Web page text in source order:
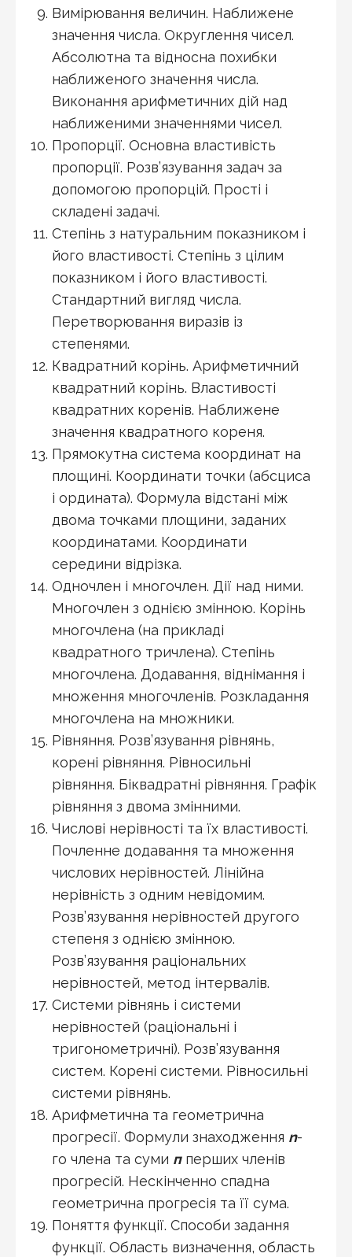
Вимірювання величин. Наближене
значення числа. Округлення чисел.
Абсолютна та відносна похибки
наближеного значення числа.
Виконання арифметичних дій над
наближеними значеннями чисел.
Пропорції. Основна властивість
пропорції. Розв’язування задач за
допомогою пропорцій. Прості і
складені задачі.
Степінь з натуральним показником і
його властивості. Степінь з цілим
показником і його властивості.
Стандартний вигляд числа.
Перетворювання виразів із
степенями.
Квадратний корінь. Арифметичний
квадратний корінь. Властивості
квадратних коренів. Наближене
значення квадратного кореня.
Прямокутна система координат на
площині. Координати точки (абсциса
і ордината). Формула відстані між
двома точками площини, заданих
координатами. Координати
середини відрізка.
Одночлен і многочлен. Дії над ними.
Многочлен з однією змінною. Корінь
многочлена (на прикладі
квадратного тричлена). Степінь
многочлена. Додавання, віднімання і
множення многочленів. Розкладання
многочлена на множники.
Рівняння. Розв’язування рівнянь,
корені рівняння. Рівносильні
рівняння. Біквадратні рівняння. Графік
рівняння з двома змінними.
Числові нерівності та їх властивості.
Почленне додавання та множення
числових нерівностей. Лінійна
нерівність з одним невідомим.
Розв’язування нерівностей другого
степеня з однією змінною.
Розв’язування раціональних
нерівностей, метод інтервалів.
Системи рівнянь і системи
нерівностей (раціональні і
тригонометричні). Розв’язування
систем. Корені системи. Рівносильні
системи рівнянь.
Арифметична та геометрична
прогресії. Формули знаходження n-
го члена та суми пперших членів
прогресій. Нескінченно спадна
геометрична прогресія та її сума.
Поняття функції. Способи задання
функції. Область визначення, область